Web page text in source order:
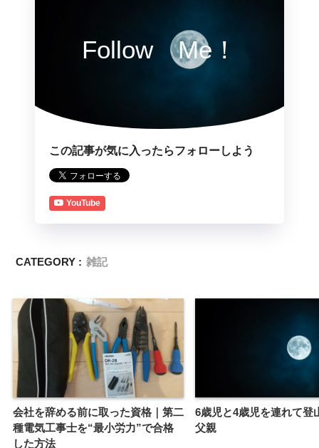
Follow Me！
この記事が気に入ったらフォローしよう
YouTube
CATEGORY : 雑記
会社を辞める前に取った資格｜第二
種電気工事士を“最小労力”で合格
した方法
6歳児と4歳児を連れて登
父親